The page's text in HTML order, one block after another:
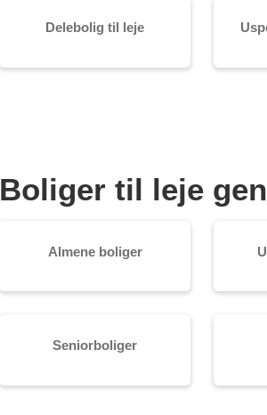
Delebolig til leje
Boliger til leje
Almene boliger
Seniorboliger